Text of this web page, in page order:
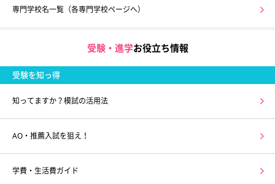
専門学校名一覧（各専門学校ページへ）
受験・進学お役立ち情報
受験を知っ得
知ってますか？模試の活用法
AO・推薦入試を狙え！
学費・生活費ガイド